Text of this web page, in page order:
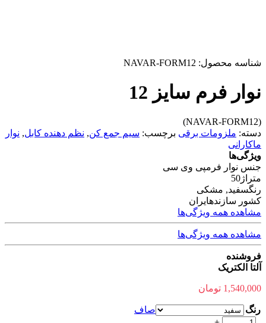
شناسه محصول: NAVAR-FORM12
نوار فرم سایز 12
(NAVAR-FORM12)
دسته: ملزومات برقی برچسب: سیم جمع کن, نظم دهنده کابل, نوار
ماکارانی
ویژگی‌ها
جنس نوار فرمپی وی سی
متراژ50
رنگسفید, مشکی
کشور سازندهایران
مشاهده همه ویژگی‌ها
مشاهده همه ویژگی‌ها
فروشنده
آلتا الکتریک
1,540,000 تومان
رنگ
صاف